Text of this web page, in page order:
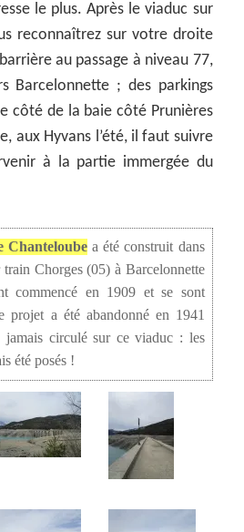
le plus. Après le viaduc sur
reconnaîtrez sur votre droite
au passage à niveau 77,
Barcelonnette ; des parkings
côté de la baie côté Prunières
aux Hyvans l’été, il faut suivre
à la partie immergée du
Chanteloube a été construit dans
Chorges (05) à Barcelonnette
commencé en 1909 et se sont
projet a été abandonné en 1941
jamais circulé sur ce viaduc : les
été posés !